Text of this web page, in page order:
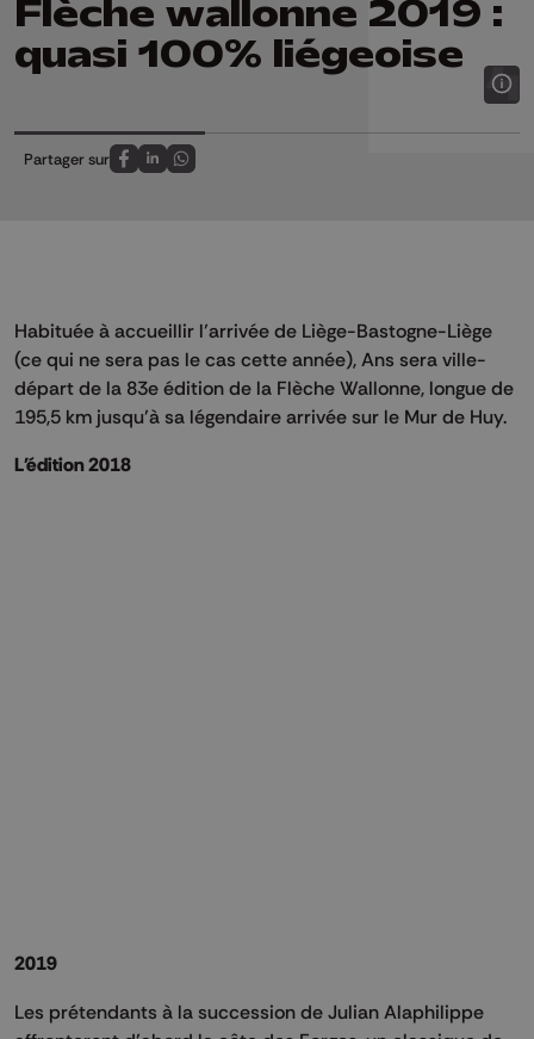
Flèche wallonne 2019 :
quasi 100% liégeoise
Partager sur
Partagez sur FaceBook
Partagez sur LinkedIn
Partagez sur Whatsapp
Habituée à accueillir l’arrivée de Liège-Bastogne-Liège
(ce qui ne sera pas le cas cette année), Ans sera ville-
départ de la 83e édition de la Flèche Wallonne, longue de
195,5 km jusqu’à sa légendaire arrivée sur le Mur de Huy.
L'édition 2018
2019
Les prétendants à la succession de Julian Alaphilippe